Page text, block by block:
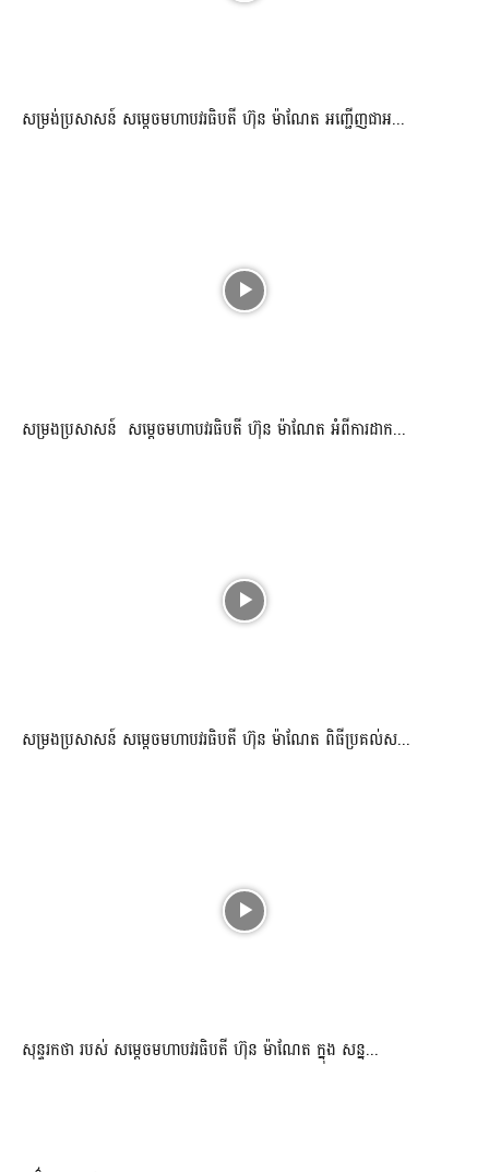
សម្រង់ប្រសាសន៍ សម្ដេចមហាបវរធិបតី ហ៊ុន ម៉ាណែត អញ្ជើញជាអ...
សម្រងប្រសាសន៍ សម្ដេចមហាបវរធិបតី ហ៊ុន ម៉ាណែត អំពីការដាក...
សម្រងប្រសាសន៍ សម្ដេចមហាបវរធិបតី ហ៊ុន ម៉ាណែត ពិធីប្រគល់ស...
សុន្ទរកថា របស់ សម្ដេចមហាបវរធិបតី ហ៊ុន ម៉ាណែត ក្នុង សន្ន...